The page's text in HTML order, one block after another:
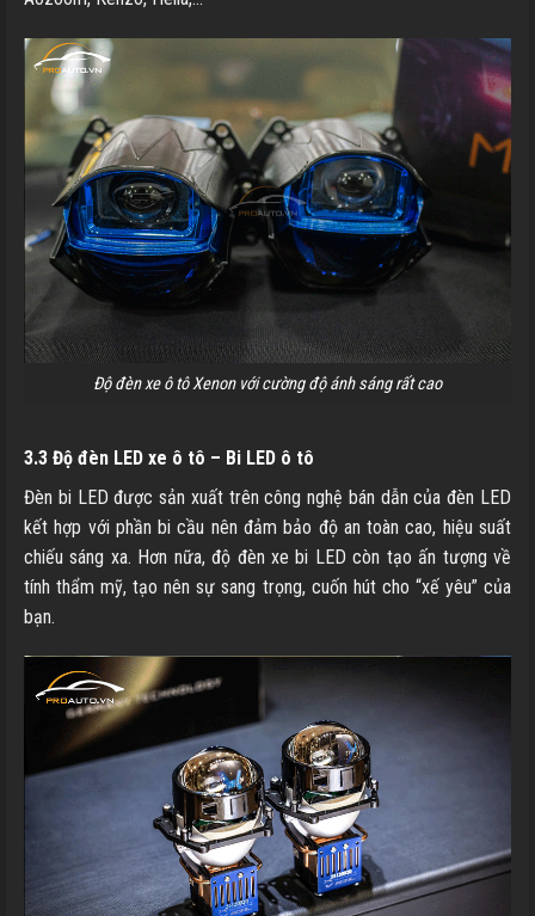
Độ đèn xe ô tô Xenon với cường độ ánh sáng rất cao
3.3 Độ đèn LED xe ô tô – Bi LED ô tô
Đèn bi LED được sản xuất trên công nghệ bán dẫn của đèn LED
kết hợp với phần bi cầu nên đảm bảo độ an toàn cao, hiệu suất
chiếu sáng xa. Hơn nữa, độ đèn xe bi LED còn tạo ấn tượng về
tính thẩm mỹ, tạo nên sự sang trọng, cuốn hút cho “xế yêu” của
bạn.